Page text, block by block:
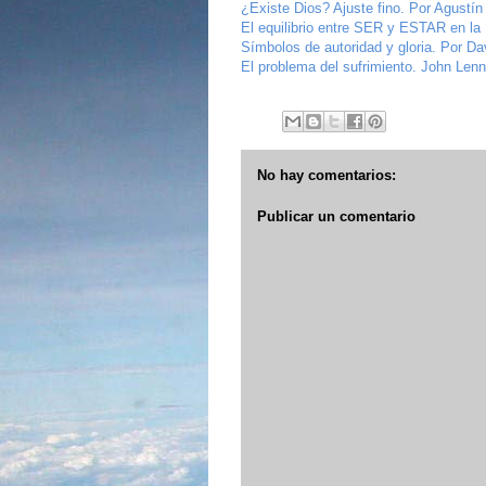
¿Existe Dios? Ajuste fino. Por Agustín
El equilibrio entre SER y ESTAR en
Símbolos de autoridad y gloria. Por
El problema del sufrimiento. John
No hay comentarios:
Publicar un comentario